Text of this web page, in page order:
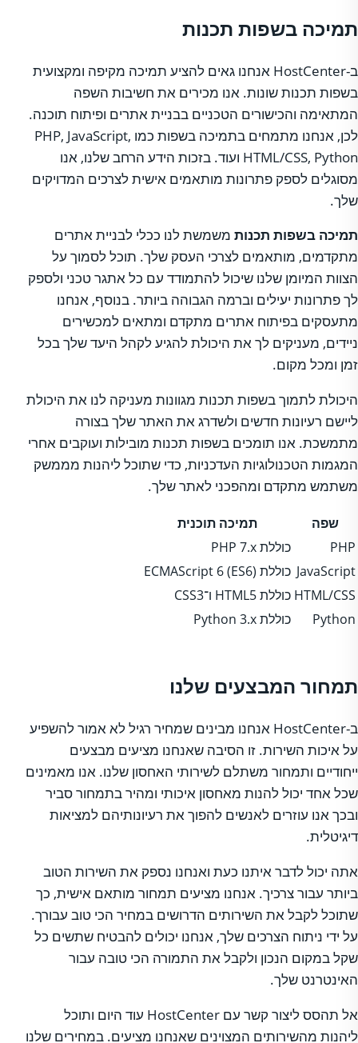
תמיכה בשפות תכנות
ב-HostCenter אנחנו גאים להציע תמיכה מקיפה ומקצועית
בשפות תכנות שונות. אנו מכירים את חשיבות השפה
המתאימה והכישורים הטכניים בבניית אתרים ופיתוח תוכנה.
לכן, אנחנו מתמחים בתמיכה בשפות כמו PHP, JavaScript,
HTML/CSS, Python ועוד. בזכות הידע הרחב שלנו, אנו
מסוגלים לספק פתרונות מותאמים אישית לצרכים המדויקים
שלך.
תמיכה בשפות תכנות משמשת לנו ככלי לבניית אתרים
מתקדמים, מותאמים לצרכי העסק שלך. תוכל לסמוך על
הצוות המיומן שלנו שיכול להתמודד עם כל אתגר טכני ולספק
לך פתרונות יעילים וברמה הגבוהה ביותר. בנוסף, אנחנו
מתעסקים בפיתוח אתרים מתקדם ומתאים למכשירים
ניידים, מעניקים לך את היכולת להגיע לקהל היעד שלך בכל
זמן ומכל מקום.
היכולת לתמוך בשפות תכנות מגוונות מעניקה לנו את היכולת
ליישם רעיונות חדשים ולשדרג את האתר שלך בצורה
מתמשכת. אנו תומכים בשפות תכנות מובילות ועוקבים אחרי
המגמות הטכנולוגיות העדכניות, כדי שתוכל ליהנות מממשק
משתמש מתקדם ומהפכני לאתר שלך.
שפה
תמיכה תוכנית
PHP
כוללת PHP 7.x
JavaScript כוללת ECMAScript 6 (ES6)
HTML/CSS כוללת HTML5 ו־CSS3
Python
כוללת Python 3.x
תמחור המבצעים שלנו
ב-HostCenter אנחנו מבינים שמחיר רגיל לא אמור להשפיע
על איכות השירות. זו הסיבה שאנחנו מציעים מבצעים
ייחודיים ותמחור משתלם לשירותי האחסון שלנו. אנו מאמינים
שכל אחד יכול להנות מאחסון איכותי ומהיר בתמחור סביר
ובכך אנו עוזרים לאנשים להפוך את רעיונותיהם למציאות
דיגיטלית.
אתה יכול לדבר איתנו כעת ואנחנו נספק את השירות הטוב
ביותר עבור צרכיך. אנחנו מציעים תמחור מותאם אישית, כך
שתוכל לקבל את השירותים הדרושים במחיר הכי טוב עבורך.
על ידי ניתוח הצרכים שלך, אנחנו יכולים להבטיח שתשים כל
שקל במקום הנכון ולקבל את התמורה הכי טובה עבור
האינטרנט שלך.
אל תהסס ליצור קשר עם HostCenter עוד היום ותוכל
ליהנות מהשירותים המצוינים שאנחנו מציעים. במחירים שלנו